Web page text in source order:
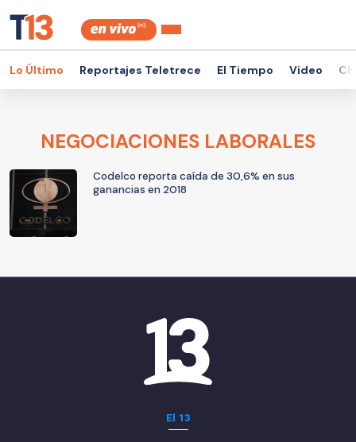
Lo Último Reportajes Teletrece El Tiempo Video
NEGOCIACIONES LABORALES
Codelco reporta caída de 30,6% en sus
ganancias en 2018
El 13